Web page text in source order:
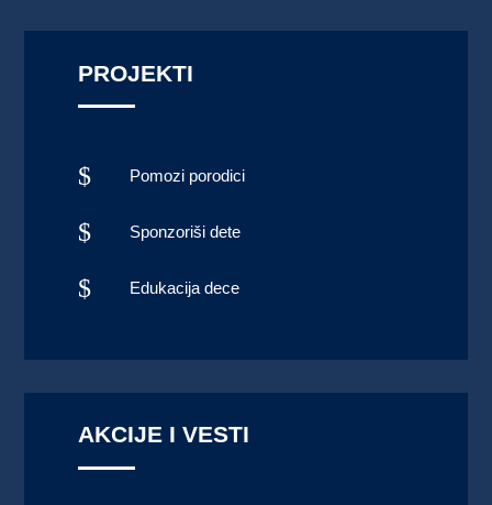
PROJEKTI
$ Pomozi porodici
$ Sponzoriši dete
$ Edukacija dece
AKCIJE I VESTI